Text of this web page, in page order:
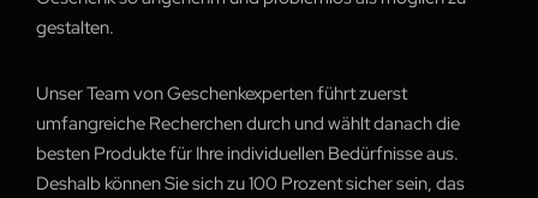
gestalten.
Unser Team von Geschenkexperten führt zuerst
umfangreiche Recherchen durch und wählt danach die
besten Produkte für Ihre individuellen Bedürfnisse aus.
Deshalb können Sie sich zu 100 Prozent sicher sein, das